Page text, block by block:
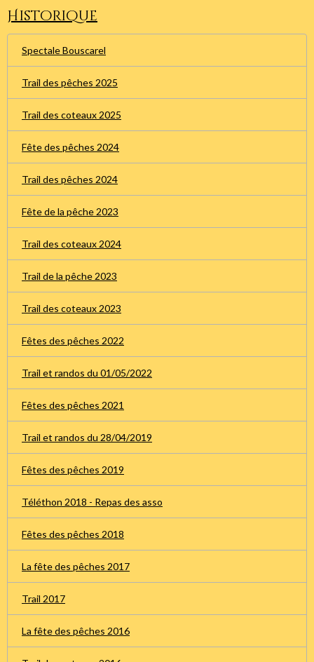
Historique
Spectale Bouscarel
Trail des pêches 2025
Trail des coteaux 2025
Fête des pêches 2024
Trail des pêches 2024
Fête de la pêche 2023
Trail des coteaux 2024
Trail de la pêche 2023
Trail des coteaux 2023
Fêtes des pêches 2022
Trail et randos du 01/05/2022
Fêtes des pêches 2021
Trail et randos du 28/04/2019
Fêtes des pêches 2019
Téléthon 2018 - Repas des asso
Fêtes des pêches 2018
La fête des pêches 2017
Trail 2017
La fête des pêches 2016